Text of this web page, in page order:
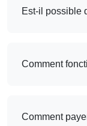
Est-il possible
Comment
Comment